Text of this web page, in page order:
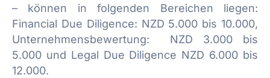
– können in folgenden Bereichen liegen:
Financial Due Diligence: NZD 5.000 bis 10.000,
Unternehmensbewertung: NZD 3.000 bis
5.000 und Legal Due Diligence NZD 6.000 bis
12.000.